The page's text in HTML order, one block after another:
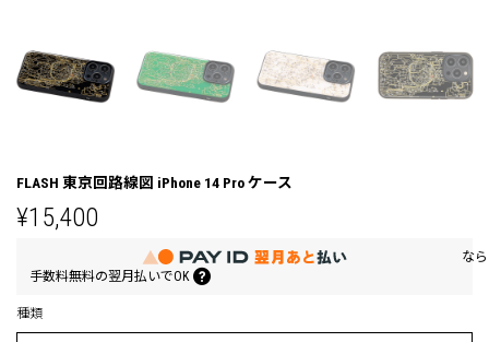
FLASH 東京回路線図 iPhone 14 Pro ケース
¥15,400
なら
手数料無料の翌月払いでOK
種類